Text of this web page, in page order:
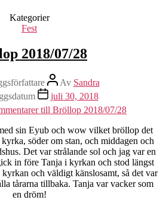
Kategorier
Fest
2018/07/28
Av Sandra
juli 30, 2018
till Bröllop 2018/07/28
sin Eyub och wow vilket bröllop det
söder om stan, och middagen och
Det var strålande sol och jag var en
in före Tanja i kyrkan och stod längst
och väldigt känslosamt, så det var
tårarna tillbaka. Tanja var vacker som
en dröm!